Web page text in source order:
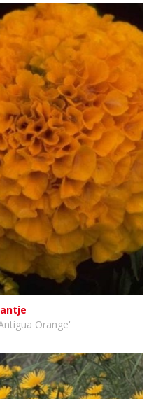
Orange'